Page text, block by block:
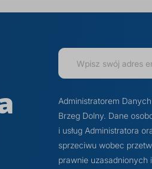
Administratorem
Brzeg Dolny. Dane
i usług Administratora
sprzeciwu wobec
prawnie uzasadnionych